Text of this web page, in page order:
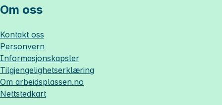
Om oss
Kontakt oss
Personvern
Informasjonskapsler
Tilgjengelighetserklæring
Om arbeidsplassen.no
Nettstedkart